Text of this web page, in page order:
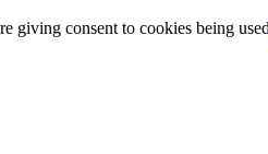
giving consent to cookies being